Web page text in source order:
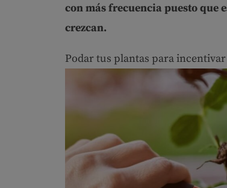
con más frecuencia puesto que
crezcan.
Podar tus plantas para